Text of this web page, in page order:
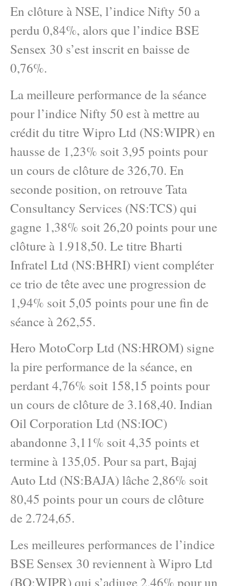
En clôture à NSE, l’indice Nifty 50 a
perdu 0,84%, alors que l’indice BSE
Sensex 30 s’est inscrit en baisse de
0,76%.
La meilleure performance de la séance
pour l’indice Nifty 50 est à mettre au
crédit du titre Wipro Ltd (NS:WIPR) en
hausse de 1,23% soit 3,95 points pour
un cours de clôture de 326,70. En
seconde position, on retrouve Tata
Consultancy Services (NS:TCS) qui
gagne 1,38% soit 26,20 points pour une
clôture à 1.918,50. Le titre Bharti
Infratel Ltd (NS:BHRI) vient compléter
ce trio de tête avec une progression de
1,94% soit 5,05 points pour une fin de
séance à 262,55.
Hero MotoCorp Ltd (NS:HROM) signe
la pire performance de la séance, en
perdant 4,76% soit 158,15 points pour
un cours de clôture de 3.168,40. Indian
Oil Corporation Ltd (NS:IOC)
abandonne 3,11% soit 4,35 points et
termine à 135,05. Pour sa part, Bajaj
Auto Ltd (NS:BAJA) lâche 2,86% soit
80,45 points pour un cours de clôture
de 2.724,65.
Les meilleures performances de l’indice
BSE Sensex 30 reviennent à Wipro Ltd
(BO:WIPR) qui s’adjuge 2,46% pour un